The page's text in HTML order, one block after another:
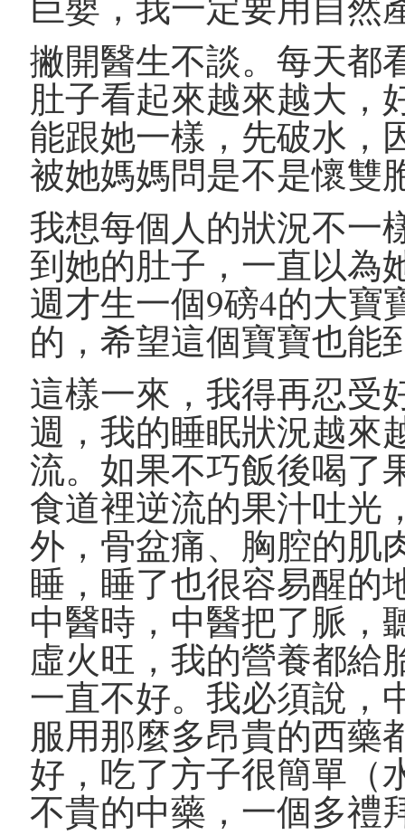
撇開醫生不談。每天都
肚子看起來越來越大，
能跟她一樣，先破水，
被她媽媽問是不是懷雙
我想每個人的狀況不一
到她的肚子，一直以為
週才生一個9磅4的大寶
的，希望這個寶寶也能
這樣一來，我得再忍受
週，我的睡眠狀況越來
流。如果不巧飯後喝了
食道裡逆流的果汁吐光
外，骨盆痛、胸腔的肌
睡，睡了也很容易醒的
中醫時，中醫把了脈，
虛火旺，我的營養都給
一直不好。我必須說，
服用那麼多昂貴的西藥
好，吃了方子很簡單（
不貴的中藥，一個多禮